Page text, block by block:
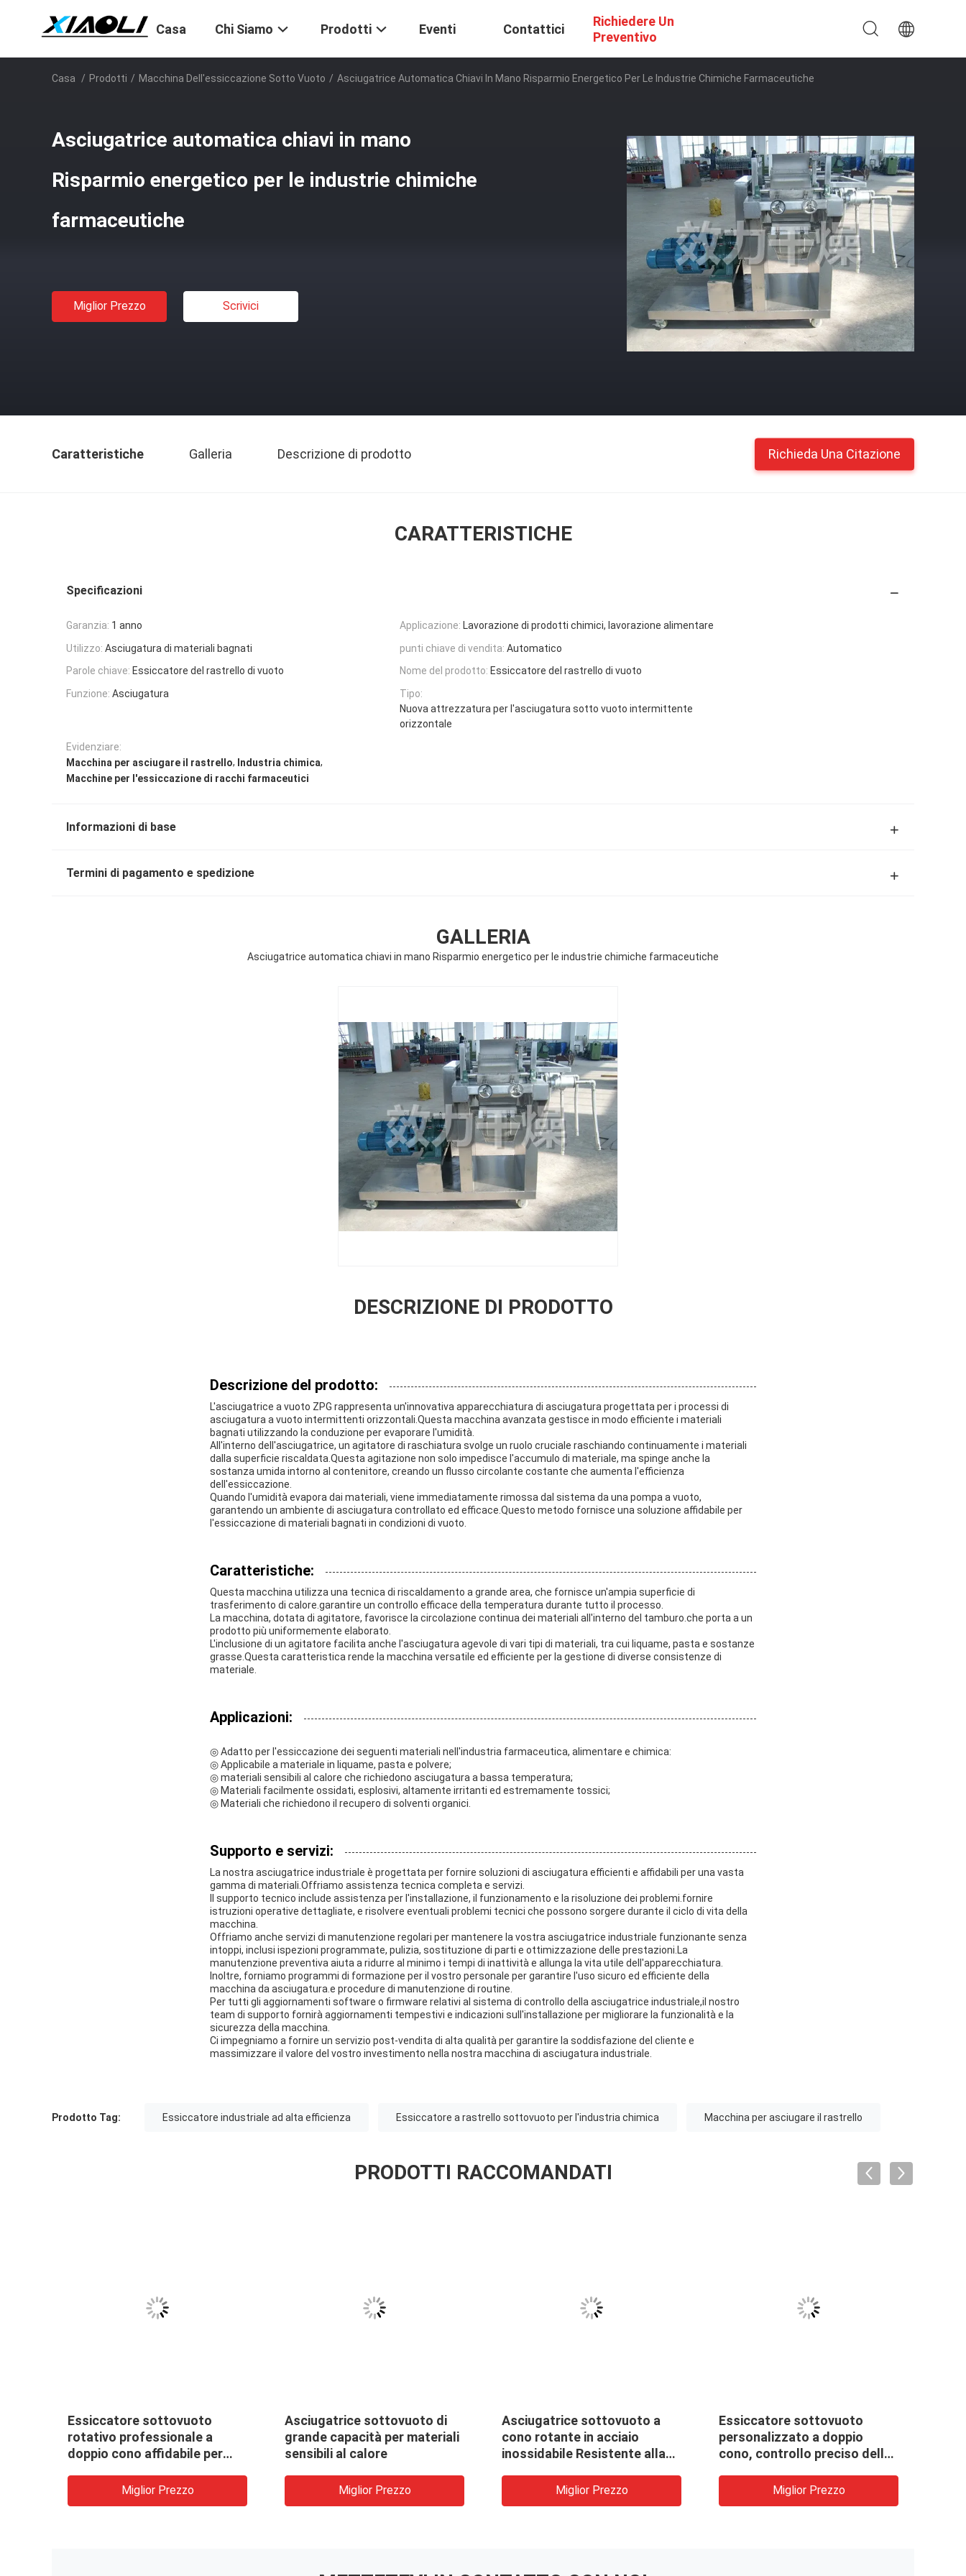
Casa Chi Siamo Prodotti Eventi Contattici
Richiedere Un
Preventivo
Casa / Prodotti / Macchina Dell'essiccazione Sotto Vuoto / Asciugatrice Automatica Chiavi In Mano Risparmio Energetico Per Le Industrie Chimiche Farmaceutiche
Asciugatrice automatica chiavi in mano
Risparmio energetico per le industrie chimiche
farmaceutiche
Miglior Prezzo Scrivici
Caratteristiche Galleria Descrizione di prodotto Richieda Una Citazione
CARATTERISTICHE
Specificazioni
Garanzia: 1 anno Applicazione: Lavorazione di prodotti chimici, lavorazione alimentare
Utilizzo: Asciugatura di materiali bagnati punti chiave di vendita: Automatico
Parole chiave: Essiccatore del rastrello di vuoto Nome del prodotto: Essiccatore del rastrello di vuoto
Funzione: Asciugatura
Tipo:
Nuova attrezzatura per l'asciugatura sotto vuoto intermittente
orizzontale
Evidenziare:
Macchina per asciugare il rastrello, Industria chimica,
Macchine per l'essiccazione di racchi farmaceutici
Informazioni di base
Termini di pagamento e spedizione
GALLERIA
Asciugatrice automatica chiavi in mano Risparmio energetico per le industrie chimiche farmaceutiche
DESCRIZIONE DI PRODOTTO
Descrizione del prodotto:
L'asciugatrice a vuoto ZPG rappresenta un'innovativa apparecchiatura di asciugatura progettata per i processi di
asciugatura a vuoto intermittenti orizzontali.Questa macchina avanzata gestisce in modo efficiente i materiali
bagnati utilizzando la conduzione per evaporare l'umidità.
All'interno dell'asciugatrice, un agitatore di raschiatura svolge un ruolo cruciale raschiando continuamente i materiali
dalla superficie riscaldata.Questa agitazione non solo impedisce l'accumulo di materiale, ma spinge anche la
sostanza umida intorno al contenitore, creando un flusso circolante costante che aumenta l'efficienza
dell'essiccazione.
Quando l'umidità evapora dai materiali, viene immediatamente rimossa dal sistema da una pompa a vuoto,
garantendo un ambiente di asciugatura controllato ed efficace.Questo metodo fornisce una soluzione affidabile per
l'essiccazione di materiali bagnati in condizioni di vuoto.
Caratteristiche:
Questa macchina utilizza una tecnica di riscaldamento a grande area, che fornisce un'ampia superficie di
trasferimento di calore.garantire un controllo efficace della temperatura durante tutto il processo.
La macchina, dotata di agitatore, favorisce la circolazione continua dei materiali all'interno del tamburo.che porta a un
prodotto più uniformemente elaborato.
L'inclusione di un agitatore facilita anche l'asciugatura agevole di vari tipi di materiali, tra cui liquame, pasta e sostanze
grasse.Questa caratteristica rende la macchina versatile ed efficiente per la gestione di diverse consistenze di
materiale.
Applicazioni:
◎ Adatto per l'essiccazione dei seguenti materiali nell'industria farmaceutica, alimentare e chimica:
◎ Applicabile a materiale in liquame, pasta e polvere;
◎ materiali sensibili al calore che richiedono asciugatura a bassa temperatura;
◎ Materiali facilmente ossidati, esplosivi, altamente irritanti ed estremamente tossici;
◎ Materiali che richiedono il recupero di solventi organici.
Supporto e servizi:
La nostra asciugatrice industriale è progettata per fornire soluzioni di asciugatura efficienti e affidabili per una vasta
gamma di materiali.Offriamo assistenza tecnica completa e servizi.
Il supporto tecnico include assistenza per l'installazione, il funzionamento e la risoluzione dei problemi.fornire
istruzioni operative dettagliate, e risolvere eventuali problemi tecnici che possono sorgere durante il ciclo di vita della
macchina.
Offriamo anche servizi di manutenzione regolari per mantenere la vostra asciugatrice industriale funzionante senza
intoppi, inclusi ispezioni programmate, pulizia, sostituzione di parti e ottimizzazione delle prestazioni.La
manutenzione preventiva aiuta a ridurre al minimo i tempi di inattività e allunga la vita utile dell'apparecchiatura.
Inoltre, forniamo programmi di formazione per il vostro personale per garantire l'uso sicuro ed efficiente della
macchina da asciugatura.e procedure di manutenzione di routine.
Per tutti gli aggiornamenti software o firmware relativi al sistema di controllo della asciugatrice industriale,il nostro
team di supporto fornirà aggiornamenti tempestivi e indicazioni sull'installazione per migliorare la funzionalità e la
sicurezza della macchina.
Ci impegniamo a fornire un servizio post-vendita di alta qualità per garantire la soddisfazione del cliente e
massimizzare il valore del vostro investimento nella nostra macchina di asciugatura industriale.
Prodotto Tag: Essiccatore industriale ad alta efficienza Essiccatore a rastrello sottovuoto per l'industria chimica Macchina per asciugare il rastrello
PRODOTTI RACCOMANDATI
Essiccatore sottovuoto
rotativo professionale a
doppio cono affidabile per
produzione di massa
Miglior Prezzo
Asciugatrice sottovuoto di
grande capacità per materiali
sensibili al calore
Miglior Prezzo
Asciugatrice sottovuoto a
cono rotante in acciaio
inossidabile Resistente alla
Miglior Prezzo
Essiccatore sottovuoto
personalizzato a doppio
cono, controllo preciso della
energeticoMiglior Prezzo